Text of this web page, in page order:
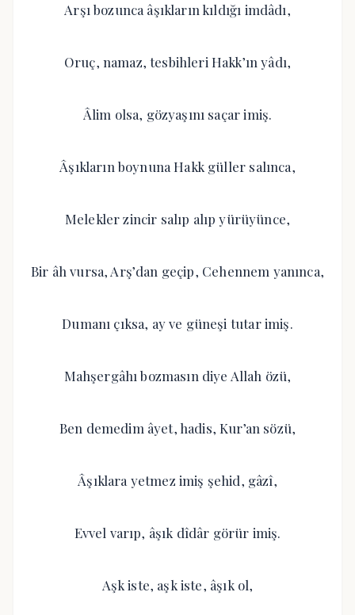
Arşı bozunca âşıkların kıldığı imdâdı,
Oruç, namaz, tesbihleri Hakk’ın yâdı,
Âlim olsa, gözyaşını saçar imiş.
Âşıkların boynuna Hakk güller salınca,
Melekler zincir salıp alıp yürüyünce,
Bir âh vursa, Arş’dan geçip, Cehennem yanınca,
Dumanı çıksa, ay ve güneşi tutar imiş.
Mahşergâhı bozmasın diye Allah özü,
Ben demedim âyet, hadis, Kur’an sözü,
Âşıklara yetmez imiş şehid, gâzî,
Evvel varıp, âşık dîdâr görür imiş.
Aşk iste, aşk iste, âşık ol,